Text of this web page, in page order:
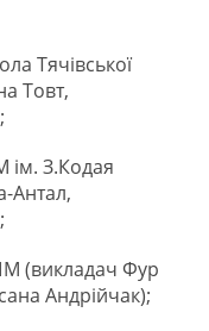
Тячівської
Товт,
ім. З.Кодая
Антал,
(викладач Фур
Андрійчак);